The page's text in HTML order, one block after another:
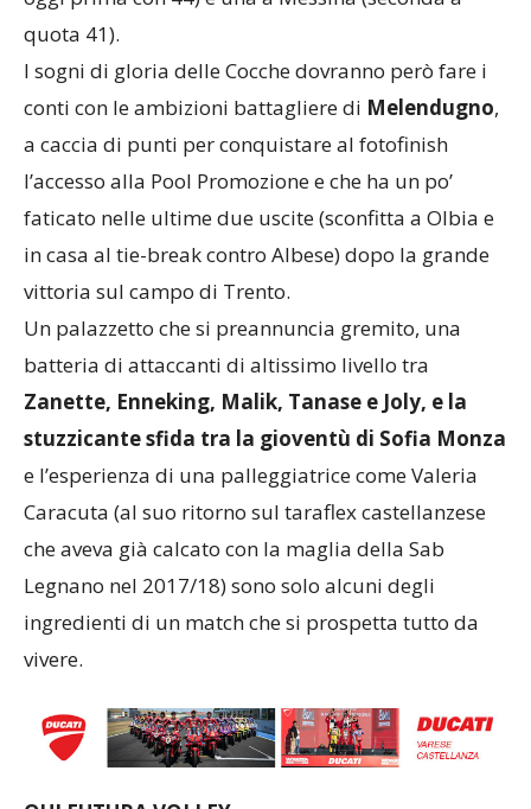
quota 41).
I sogni di gloria delle Cocche dovranno però fare i
conti con le ambizioni battagliere di Melendugno,
a caccia di punti per conquistare al fotofinish
l’accesso alla Pool Promozione e che ha un po’
faticato nelle ultime due uscite (sconfitta a Olbia e
in casa al tie-break contro Albese) dopo la grande
vittoria sul campo di Trento.
Un palazzetto che si preannuncia gremito, una
batteria di attaccanti di altissimo livello tra
Zanette, Enneking, Malik, Tanase e Joly, e la
stuzzicante sfida tra la gioventù di Sofia Monza
e l’esperienza di una palleggiatrice come Valeria
Caracuta (al suo ritorno sul taraflex castellanzese
che aveva già calcato con la maglia della Sab
Legnano nel 2017/18) sono solo alcuni degli
ingredienti di un match che si prospetta tutto da
vivere.